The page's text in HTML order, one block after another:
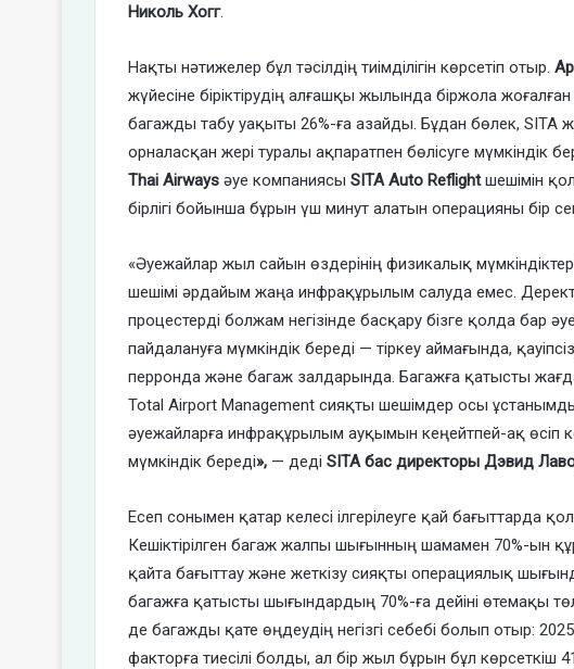
Николь Хогг.
Нақты нәтижелер бұл тәсілдің тиімділігін көрсетіп отыр.
жүйесіне біріктірудің алғашқы жылында біржола
багажды табу уақыты 26%-ға азайды. Бұдан бөлек, SITA
орналасқан жері туралы ақпаратпен бөлісуге мүмкіндік
Thai Airways әуе компаниясы SITA Auto Reflightшешімін
бірлігі бойынша бұрын үш минут алатын операцияны бір
«Әуежайлар жыл сайын өздерінің физикалық
шешімі әрдайым жаңа инфрақұрылым салуда емес.
процестерді болжам негізінде басқару бізге қолда бар
пайдалануға мүмкіндік береді — тіркеу аймағында,
перронда және багаж залдарында. Багажға қатысты
Total Airport Management сияқты шешімдер осы ұстанымды
әуежайларға инфрақұрылым ауқымын кеңейтпей-ақ өсіп
мүмкіндік береді», — деді SITA бас директоры Дэвид
Есеп сонымен қатар келесі ілгерілеуге қай бағыттарда
Кешіктірілген багаж жалпы шығынның шамамен 70%-ын
қайта бағыттау және жеткізу сияқты операциялық
багажға қатысты шығындардың 70%-ға дейіні өтемақы
де багажды қате өңдеудің негізгі себебі болып отыр:
факторға тиесілі болды, ал бір жыл бұрын бұл көрсеткіш